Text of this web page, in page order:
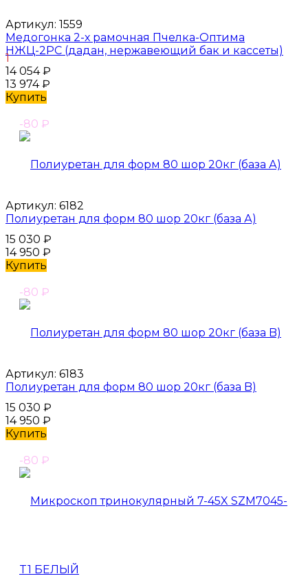
Артикул: 1559
Медогонка 2-х рамочная Пчелка-Оптима
НЖЦ-2РС (дадан, нержавеющий бак и кассеты)
1
14 054₽
13 974₽
Купить
-80 ₽
Артикул: 6182
Полиуретан для форм 80 шор 20кг (база А)
15 030 ₽
14 950 ₽
Купить
-80 ₽
Артикул: 6183
Полиуретан для форм 80 шор 20кг (база B)
15 030 ₽
14 950 ₽
Купить
-80 ₽